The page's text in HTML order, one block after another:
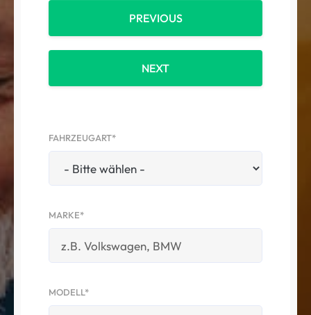
PREVIOUS
NEXT
FAHRZEUGART*
MARKE*
MODELL*